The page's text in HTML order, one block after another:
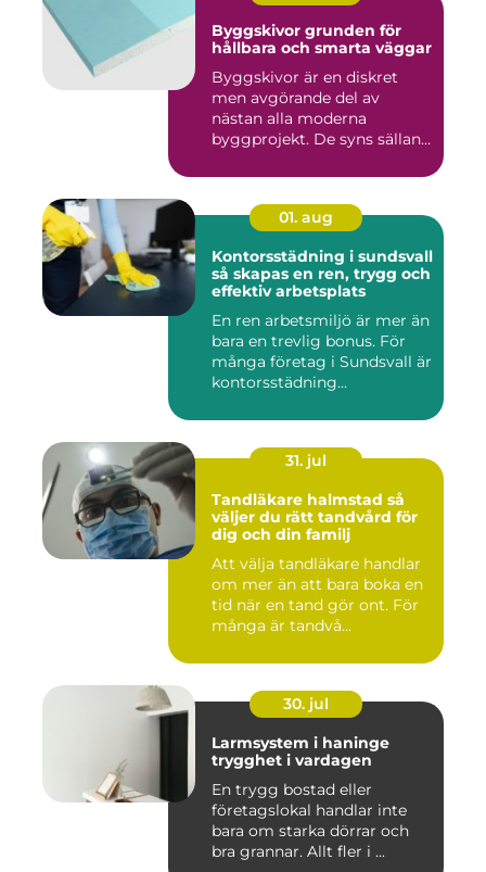
Byggskivor grunden för
hållbara och smarta väggar
Byggskivor är en diskret
men avgörande del av
nästan alla moderna
byggprojekt. De syns sällan
01. aug
Kontorsstädning i sundsvall
så skapas en ren, trygg och
effektiv arbetsplats
En ren arbetsmiljö är mer än
bara en trevlig bonus. För
många företag i Sundsvall är
kontorsstädning...
31. jul
Tandläkare halmstad så
väljer du rätt tandvård för
dig och din familj
Att välja tandläkare handlar
om mer än att bara boka en
tid när en tand gör ont. För
många är tandvå...
30. jul
Larmsystem i haninge
trygghet i vardagen
En trygg bostad eller
företagslokal handlar inte
bara om starka dörrar och
bra grannar. Allt fler i ...